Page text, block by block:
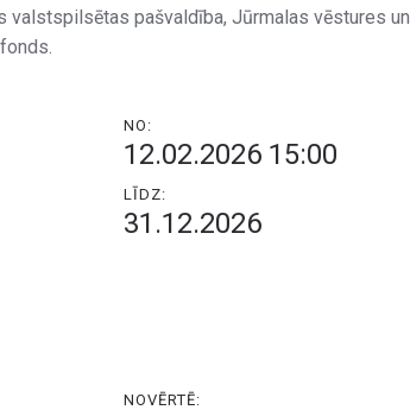
valstspilsētas pašvaldība, Jūrmalas vēstures un
NO:
12.02.2026 15:00
LĪDZ:
31.12.2026
NOVĒRTĒ: